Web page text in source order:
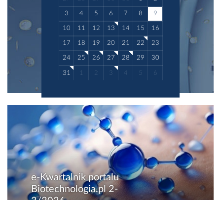
3 4 5 6 7 8 9
10 11 12 13 14 15 16
17 18 19 20 21 22 23
24 25 26 27 28 29 30
31 1 2 3 4 5 6
e-Kwartalnik portalu
Biotechnologia.pl 2-